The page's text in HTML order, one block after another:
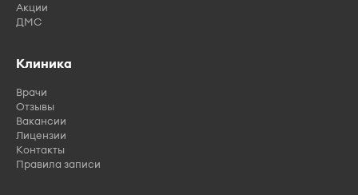
Акции
ДМС
Клиника
Врачи
Отзывы
Вакансии
Лицензии
Контакты
Правила записи